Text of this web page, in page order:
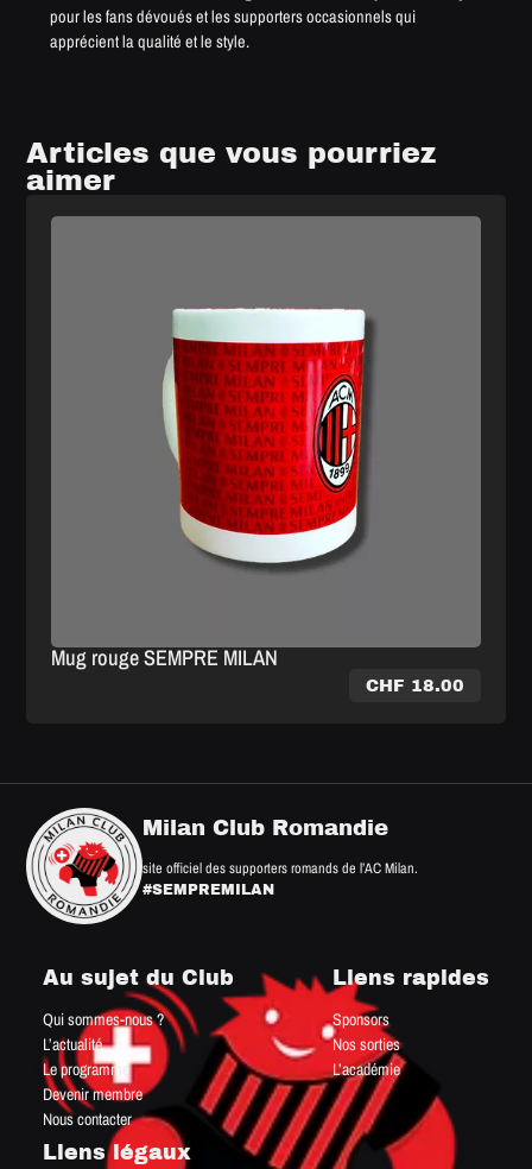
pour les fans dévoués et les supporters occasionnels qui
apprécient la qualité et le style.
Articles que vous pourriez
aimer
Mug rouge SEMPRE MILAN
CHF 18.00
Milan Club Romandie
site officiel des supporters romands de l’AC Milan.
#SEMPREMILAN
Au sujet du Club
Qui sommes-nous ?
L’actualité
Le programme
Devenir membre
Nous contacter
Liens rapides
Sponsors
Nos sorties
L’académie
Liens légaux